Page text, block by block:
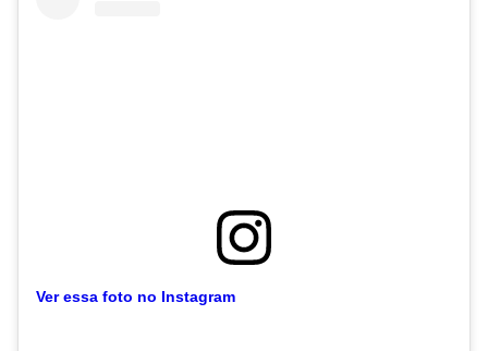
Ver essa foto no Instagram